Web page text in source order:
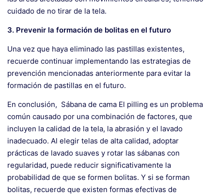
cuidado de no tirar de la tela.
3. Prevenir la formación de bolitas en el futuro
Una vez que haya eliminado las pastillas existentes,
recuerde continuar implementando las estrategias de
prevención mencionadas anteriormente para evitar la
formación de pastillas en el futuro.
En conclusión, Sábana de cama El pilling es un problema
común causado por una combinación de factores, que
incluyen la calidad de la tela, la abrasión y el lavado
inadecuado. Al elegir telas de alta calidad, adoptar
prácticas de lavado suaves y rotar las sábanas con
regularidad, puede reducir significativamente la
probabilidad de que se formen bolitas. Y si se forman
bolitas, recuerde que existen formas efectivas de